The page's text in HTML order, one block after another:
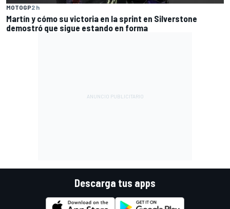
MOTOGP2 h
Martín y cómo su victoria en la sprint en Silverstone
demostró que sigue estando en forma
Descarga tus apps